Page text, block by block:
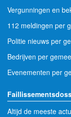
Vergunningen en
112 meldingen per
Politie nieuws per
Bedrijven per
Evenementen per
Altijd de meeste